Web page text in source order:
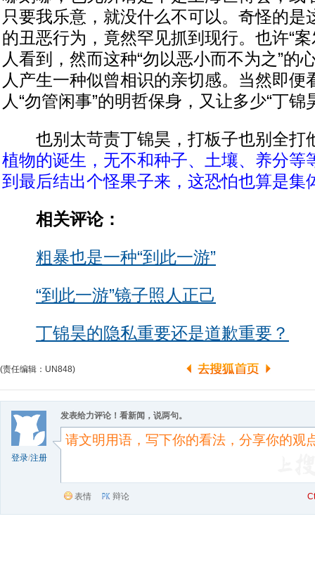
只要我乐意，就没什么不可以。奇怪的是
的丑恶行为，竟然罕见抓到现行。也许“
人看到，然而这种“勿以恶小而不为之”的
人产生一种似曾相识的亲切感。当然即便
人“勿管闲事”的明哲保身，又让多少“丁锦
也别太苛责丁锦昊，打板子也别全打
植物的诞生，无不和种子、土壤、养分等
到最后结出个怪果子来，这恐怕也算是集
相关评论：
粗暴也是一种“到此一游”
“到此一游”镜子照人正己
丁锦昊的隐私重要还是道歉重要？
(责任编辑：UN848)
登录/注册
发表给力评论！看新闻，说两句。
表情 辩论